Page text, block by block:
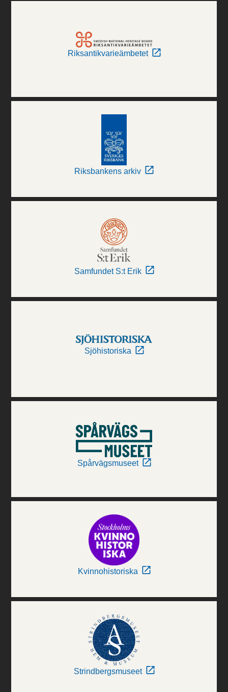
Riksantikvarieämbetet
Riksbankens arkiv
Samfundet S:t Erik
Sjöhistoriska
Spårvägsmuseet
Kvinnohistoriska
Strindbergsmuseet